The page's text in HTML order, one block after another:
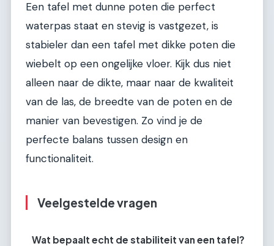
Een tafel met dunne poten die perfect
waterpas staat en stevig is vastgezet, is
stabieler dan een tafel met dikke poten die
wiebelt op een ongelijke vloer. Kijk dus niet
alleen naar de dikte, maar naar de kwaliteit
van de las, de breedte van de poten en de
manier van bevestigen. Zo vind je de
perfecte balans tussen design en
functionaliteit.
Veelgestelde vragen
Wat bepaalt echt de stabiliteit van een tafel?